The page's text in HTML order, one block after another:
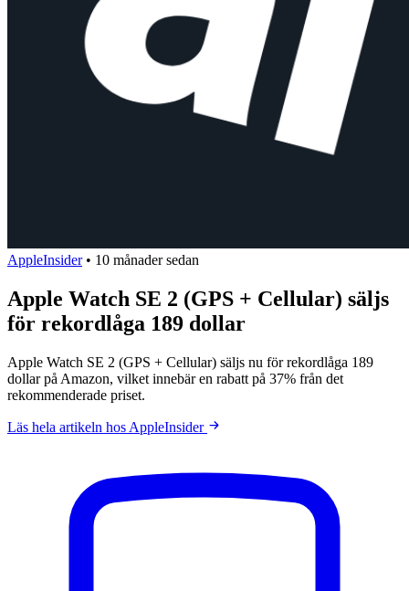
AppleInsider • 10 månader sedan
Apple Watch SE 2 (GPS + Cellular) säljs
för rekordlåga 189 dollar
Apple Watch SE 2 (GPS + Cellular) säljs nu för rekordlåga 189
dollar på Amazon, vilket innebär en rabatt på 37% från det
rekommenderade priset.
Läs hela artikeln hos AppleInsider